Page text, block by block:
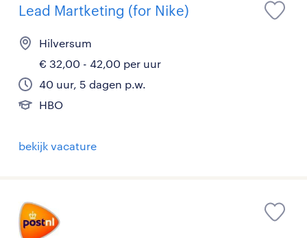
Lead Martketing (for Nike)
Hilversum
€ 32,00 - 42,00 per uur
40 uur, 5 dagen p.w.
HBO
bekijk vacature